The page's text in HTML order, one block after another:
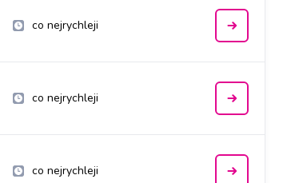
co nejrychleji
co nejrychleji
co nejrychleji